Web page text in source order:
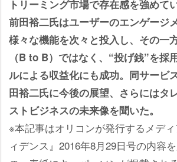
トリーミング市場で存在感を強めて
前田裕二氏はユーザーのエンゲージ
様々な機能を次々と投入し、その一
（B to B）ではなく、“投げ銭”を採
ルによる収益化にも成功。同サービ
田裕二氏に今後の展望、さらにはタ
ストビジネスの未来像を聞いた。
※本記事はオリコンが発行するメデ
ィデンス』2016年8月29日号の内容